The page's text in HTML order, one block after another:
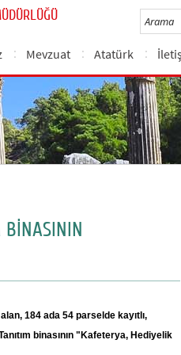
Mevzuat Atatürk
BİNASININ
alan, 184 ada 54 parselde kayıtlı,
binasının "Kafeterya, Hediyelik